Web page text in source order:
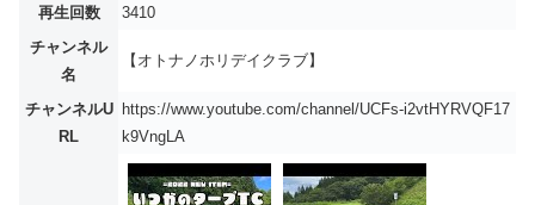
再生回数
3410
チャンネル
名
【オトナノホリデイクラブ】
チャンネルU
RL
https://www.youtube.com/channel/UCFs-i2vtHYRVQF17
k9VngLA